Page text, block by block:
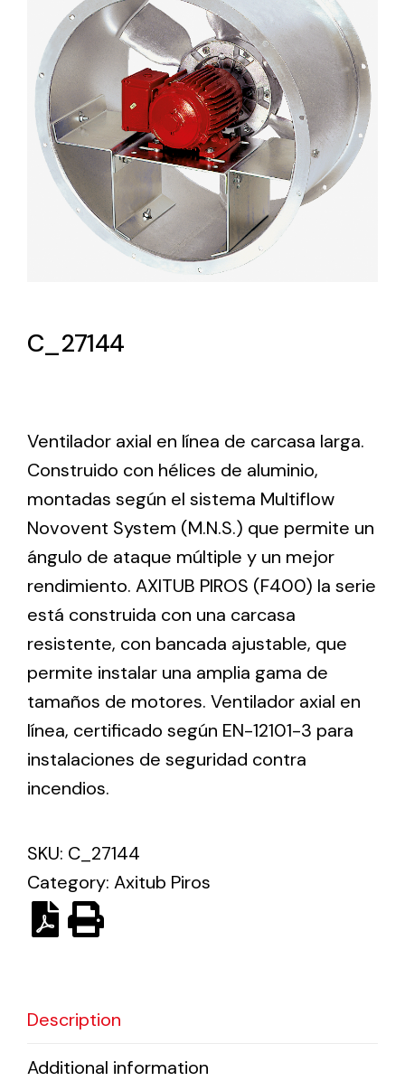
Lighting and Electrical
Equipment
Complete solutions in lighting and electrical
material for each project and need
Ventilation
The incorporation of Novovent into the group
meant a greater offer of ventilation products for
different uses
Iluminación Solar
de necesidades.
Solar lighting
Variety of solar solutions for all kinds of needs.
C_27144
Ventilador axial en línea de carcasa larga.
Construido con hélices de aluminio,
montadas según el sistema Multiflow
Novovent System (M.N.S.) que permite un
ángulo de ataque múltiple y un mejor
rendimiento. AXITUB PIROS (F400) la serie
está construida con una carcasa
resistente, con bancada ajustable, que
permite instalar una amplia gama de
tamaños de motores. Ventilador axial en
línea, certificado según EN-12101-3 para
instalaciones de seguridad contra
incendios.
SKU: C_27144
Category: Axitub Piros
Description
Additional information